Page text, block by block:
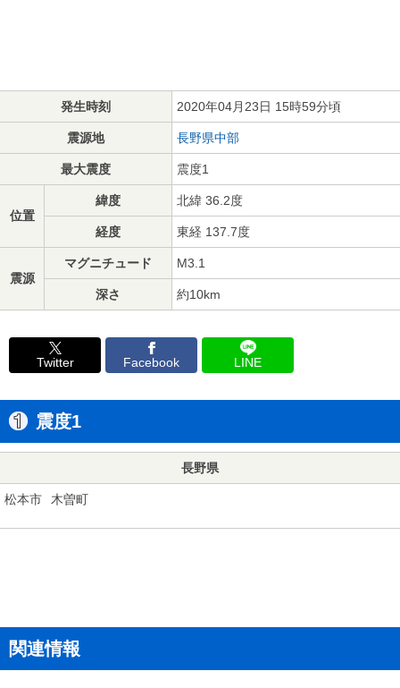
発生時刻 2020年04月23日 15時59分頃
震源地 長野県中部
最大震度 震度1
位置
緯度 北緯 36.2度
経度 東経 137.7度
震源
マグニチュード M3.1
深さ 約10km
Twitter Facebook LINE
震度1
長野県
松本市 木曽町
関連情報